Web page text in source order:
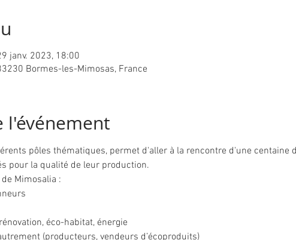
janv. 2023, 18:00
Bormes-les-Mimosas, France
l'événement
pôles thématiques, permet d'aller à la rencontre d'une centaine
pour la qualité de leur production.